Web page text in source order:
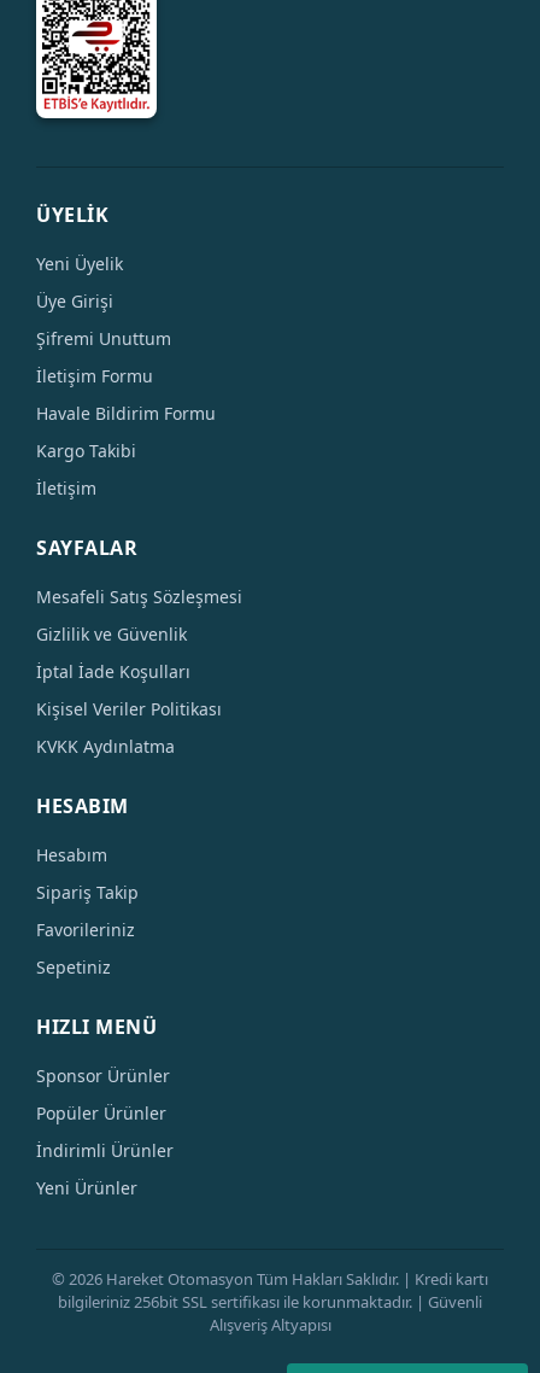
ÜYELİK
Yeni Üyelik
Üye Girişi
Şifremi Unuttum
İletişim Formu
Havale Bildirim Formu
Kargo Takibi
İletişim
SAYFALAR
Mesafeli Satış Sözleşmesi
Gizlilik ve Güvenlik
İptal İade Koşulları
Kişisel Veriler Politikası
KVKK Aydınlatma
HESABIM
Hesabım
Sipariş Takip
Favorileriniz
Sepetiniz
HIZLI MENÜ
Sponsor Ürünler
Popüler Ürünler
İndirimli Ürünler
Yeni Ürünler
© 2026 Hareket Otomasyon Tüm Hakları Saklıdır. | Kredi kartı
bilgileriniz 256bit SSL sertifikası ile korunmaktadır. | Güvenli
Alışveriş Altyapısı